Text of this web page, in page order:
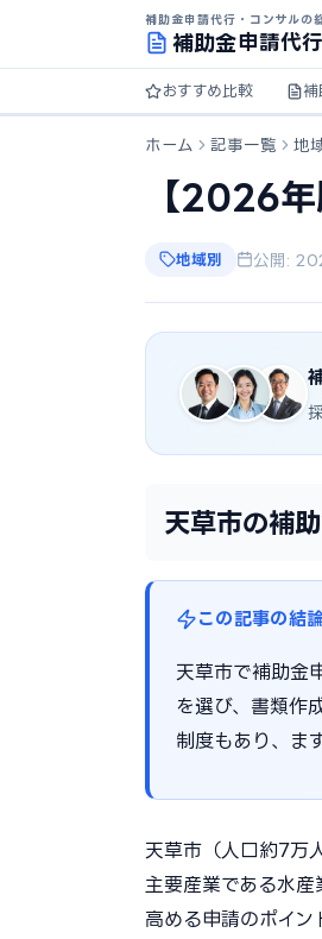
補助金申請代行・コンサルの
補助金申請代行
おすすめ比較 補
ホーム 記事一覧 地
【2026
地域別 公開:
天草市の補
この記事の結
天草市で補助金
を選び、書類作
制度もあり、ま
天草市（人口約7万
主要産業である水
高める申請のポイン